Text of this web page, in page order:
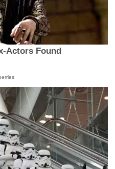
Actors Found